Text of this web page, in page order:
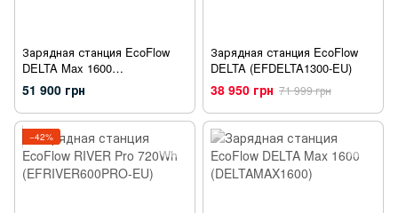
Зарядная станция EcoFlow
DELTA Max 1600
(DELTAMAX1600-EU)
51 900 грн
Зарядная станция EcoFlow
DELTA (EFDELTA1300-EU)
38 950 грн 71 999 грн
−42%